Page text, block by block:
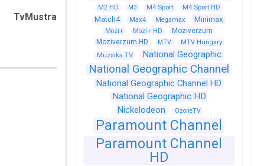
M2 HD
M3 M4 Sport M4 Sport HD
Match4 Max4 Megamax Minimax
Mozi+ Mozi+ HD
Moziverzum
Moziverzum HD
MTV MTV Hungary
Muzsika TV National Geographic
National Geographic Channel
National Geographic Channel HD
National Geographic HD
Nickelodeon
OzoneTV
Paramount Channel
Paramount Channel
HD